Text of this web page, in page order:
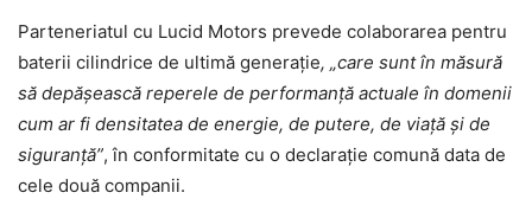
Parteneriatul cu Lucid Motors prevede colaborarea pentru
baterii cilindrice de ultimă generație, „care sunt în măsură
să depășească reperele de performanță actuale în domenii
cum ar fi densitatea de energie, de putere, de viață și de
siguranță”, în conformitate cu o declarație comună data de
cele două companii.